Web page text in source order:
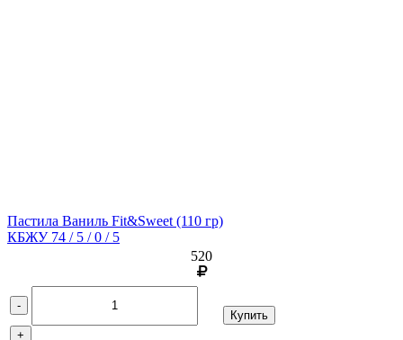
Пастила Ваниль Fit&Sweet (110 гр)
КБЖУ 74 / 5 / 0 / 5
520
-
+
Купить